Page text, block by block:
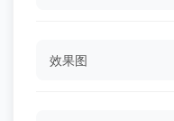
效果图